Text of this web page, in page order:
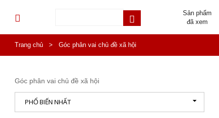
Sản phẩm
đã xem
Trang chủ > Góc phân vai chủ đề xã hội
Góc phân vai chủ đề xã hội
PHỔ BIẾN NHẤT